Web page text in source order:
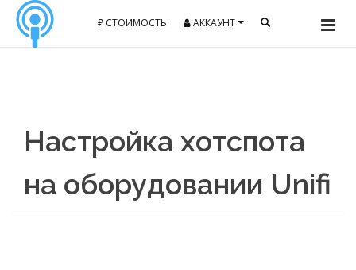
₽ СТОИМОСТЬ АККАУНТ
Настройка хотспота
на оборудовании Unifi